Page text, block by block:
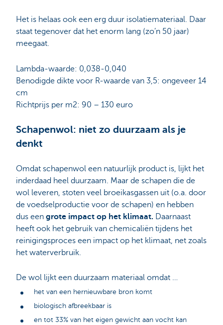
Het is helaas ook een erg duur isolatiemateriaal. Daar
staat tegenover dat het enorm lang (zo’n 50 jaar)
meegaat.
Lambda-waarde: 0,038-0,040
Benodigde dikte voor R-waarde van 3,5: ongeveer 14
cm
Richtprijs per m2: 90 – 130 euro
Schapenwol: niet zo duurzaam als je
denkt
Omdat schapenwol een natuurlijk product is, lijkt het
inderdaad heel duurzaam. Maar de schapen die de
wol leveren, stoten veel broeikasgassen uit (o.a. door
de voedselproductie voor de schapen) en hebben
dus een grote impact op het klimaat. Daarnaast
heeft ook het gebruik van chemicaliën tijdens het
reinigingsproces een impact op het klimaat, net zoals
het waterverbruik.
De wol lijkt een duurzaam materiaal omdat …
het van een hernieuwbare bron komt
biologisch afbreekbaar is
en tot 33% van het eigen gewicht aan vocht kan